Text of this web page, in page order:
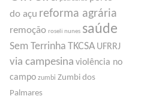
do açu reforma agrária
remoção roseli nunes saúde
Sem Terrinha TKCSA UFRRJ
via campesina violência no
campo zumbi Zumbi dos
Palmares